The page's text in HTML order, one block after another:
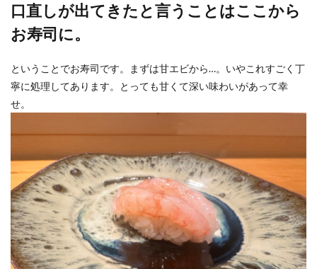
口直しが出てきたと言うことはここから
お寿司に。
ということでお寿司です。まずは甘エビから…。いやこれすごく丁
寧に処理してあります。とっても甘くて深い味わいがあって幸
せ。